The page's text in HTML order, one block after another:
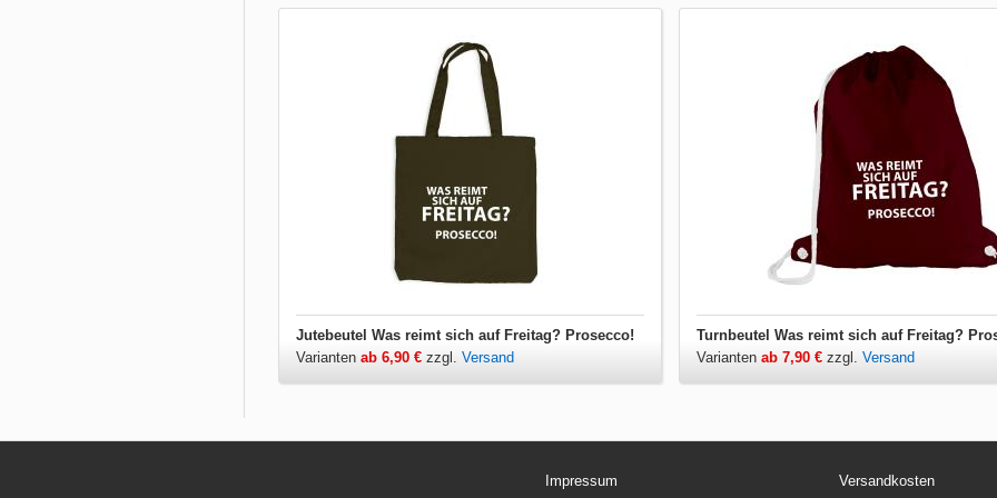
Jutebeutel Was reimt sich auf Freitag? Prosecco!
Varianten ab 6,90 € zzgl. Versand
Turnbeutel Was reimt sich auf Freitag?
Varianten ab 7,90 €zzgl. Versand
Impressum
Versandkosten